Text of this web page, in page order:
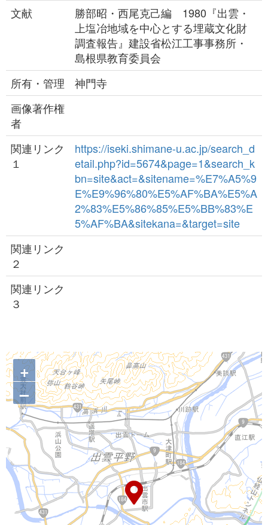
文献
勝部昭・西尾克己編 1980『出雲・
上塩冶地域を中心とする埋蔵文化財
調査報告』建設省松江工事事務所・
島根県教育委員会
所有・管理
神門寺
画像著作権
者
関連リンク
１
https://iseki.shimane-u.ac.jp/search_d
etail.php?id=5674&page=1&search_k
bn=site&act=&sitename=%E7%A5%9
E%E9%96%80%E5%AF%BA%E5%A
2%83%E5%86%85%E5%BB%83%E
5%AF%BA&sitekana=&target=site
関連リンク
２
関連リンク
３
+
–